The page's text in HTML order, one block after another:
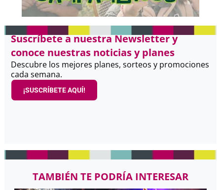
Suscríbete a nuestra Newsletter y
conoce nuestras noticias y planes
Descubre los mejores planes, sorteos y promociones
cada semana.
¡SUSCRÍBETE AQUÍ!
TAMBIÉN TE PODRÍA INTERESAR